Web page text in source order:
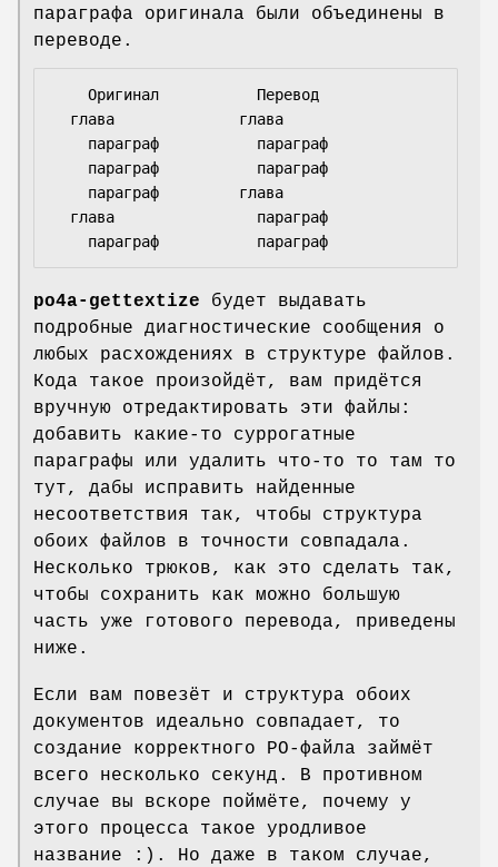
параграфа оригинала были объединены в
переводе.
po4a-gettextize будет выдавать
подробные диагностические сообщения о
любых расхождениях в структуре файлов.
Кода такое произойдёт, вам придётся
вручную отредактировать эти файлы:
добавить какие-то суррогатные
параграфы или удалить что-то то там то
тут, дабы исправить найденные
несоответствия так, чтобы структура
обоих файлов в точности совпадала.
Несколько трюков, как это сделать так,
чтобы сохранить как можно большую
часть уже готового перевода, приведены
ниже.
Если вам повезёт и структура обоих
документов идеально совпадает, то
создание корректного PO-файла займёт
всего несколько секунд. В противном
случае вы вскоре поймёте, почему у
этого процесса такое уродливое
название :). Но даже в таком случае,